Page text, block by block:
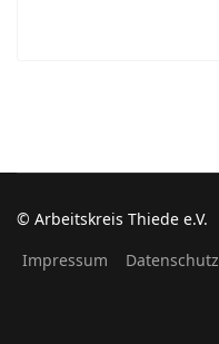
© Arbeitskreis Thiede e.V.
Impressum